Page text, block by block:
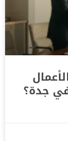
جدة؟